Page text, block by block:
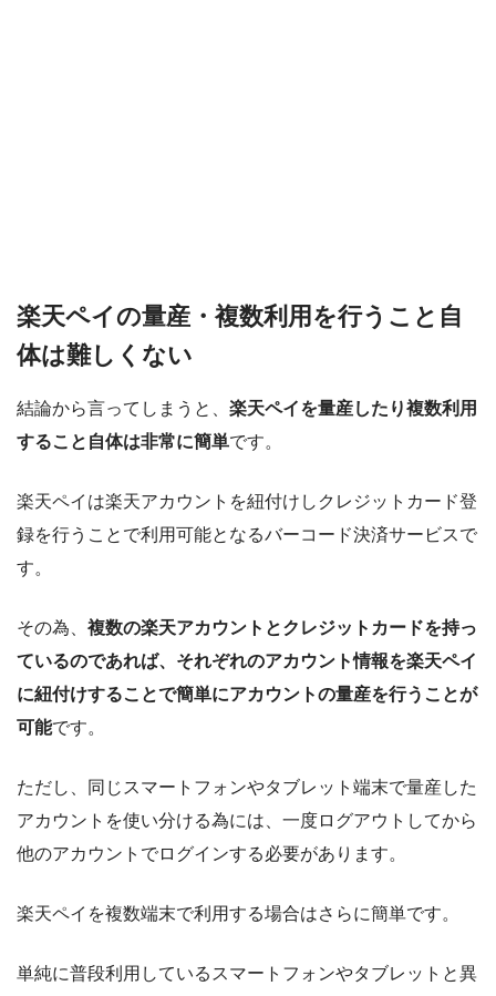
楽天ペイの量産・複数利用を行うこと自
体は難しくない
結論から言ってしまうと、 楽天ペイを量産したり複数利用
すること自体は非常に簡単です。
楽天ペイは楽天アカウントを紐付けしクレジットカード登
録を行うことで利用可能となるバーコード決済サービスで
す。
その為、 複数の楽天アカウントとクレジットカードを持っ
ているのであれば、それぞれのアカウント情報を楽天ペイ
に紐付けすることで簡単にアカウントの量産を行うことが
可能です。
ただし、同じスマートフォンやタブレット端末で量産した
アカウントを使い分ける為には、一度ログアウトしてから
他のアカウントでログインする必要があります。
楽天ペイを複数端末で利用する場合はさらに簡単です。
単純に普段利用しているスマートフォンやタブレットと異